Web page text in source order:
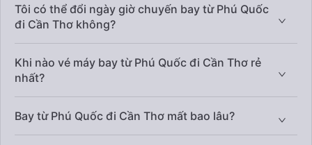
Tôi có thể đổi ngày giờ chuyến bay từ Phú Quốc
đi Cần Thơ không?
Khi nào vé máy bay từ Phú Quốc đi Cần Thơ rẻ
nhất?
Bay từ Phú Quốc đi Cần Thơ mất bao lâu?